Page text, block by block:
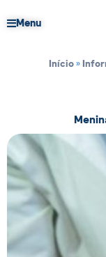
Menu
Início»